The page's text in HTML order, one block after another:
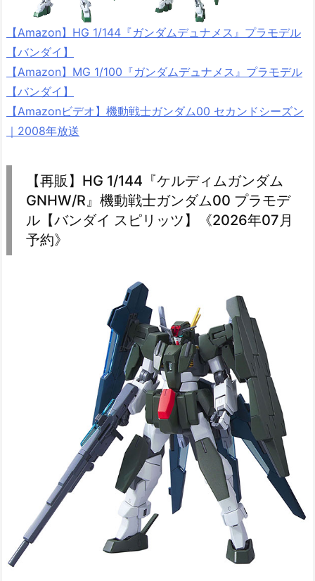
【Amazon】HG 1/144『ガンダムデュナメス』プラモデル
【バンダイ】
【Amazon】MG 1/100『ガンダムデュナメス』プラモデル
【バンダイ】
【Amazonビデオ】機動戦士ガンダム00 セカンドシーズン
｜2008年放送
【再販】HG 1/144『ケルディムガンダム
GNHW/R』機動戦士ガンダム00 プラモデ
ル【バンダイ スピリッツ】《2026年07月
予約》